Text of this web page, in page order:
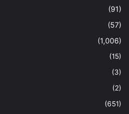
(91)
(57)
(1,006)
(15)
(3)
(2)
(651)